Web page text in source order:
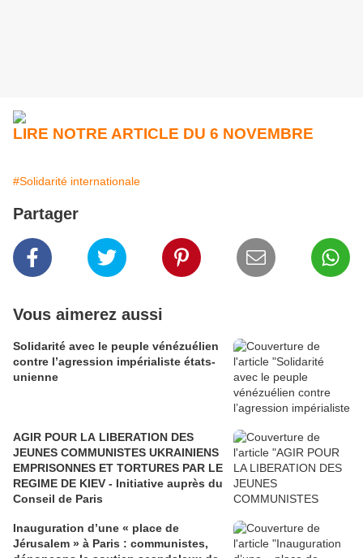
LIRE NOTRE ARTICLE DU 6 NOVEMBRE
#Solidarité internationale
Partager
Vous aimerez aussi
Solidarité avec le peuple vénézuélien
contre l’agression impérialiste états-
unienne
AGIR POUR LA LIBERATION DES
JEUNES COMMUNISTES UKRAINIENS
EMPRISONNES ET TORTURES PAR LE
REGIME DE KIEV - Initiative auprès du
Conseil de Paris
Inauguration d’une « place de
Jérusalem » à Paris : communistes,